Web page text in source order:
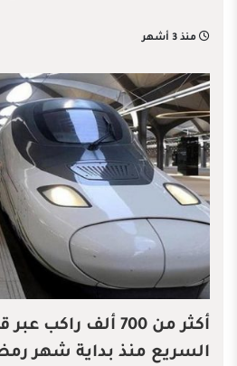
منذ 3 أشهر
أكثر من 700 ألف
السريع منذ بداية شهر